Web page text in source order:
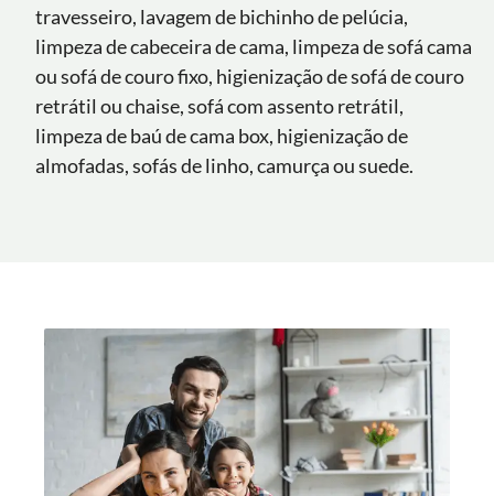
travesseiro, lavagem de bichinho de pelúcia,
limpeza de cabeceira de cama, limpeza de sofá cama
ou sofá de couro fixo, higienização de sofá de couro
retrátil ou chaise, sofá com assento retrátil,
limpeza de baú de cama box, higienização de
almofadas, sofás de linho, camurça ou suede.